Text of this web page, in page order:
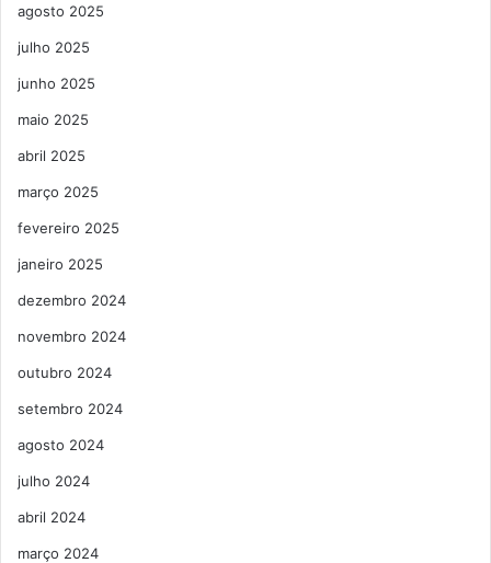
agosto 2025
julho 2025
junho 2025
maio 2025
abril 2025
março 2025
fevereiro 2025
janeiro 2025
dezembro 2024
novembro 2024
outubro 2024
setembro 2024
agosto 2024
julho 2024
abril 2024
março 2024